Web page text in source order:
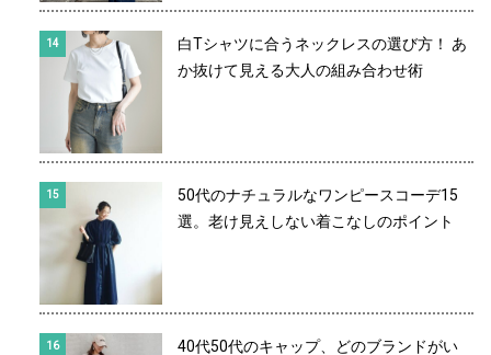
白Tシャツに合うネックレスの選び方！ あ
か抜けて見える大人の組み合わせ術
50代のナチュラルなワンピースコーデ15
選。老け見えしない着こなしのポイント
40代50代のキャップ、どのブランドがい